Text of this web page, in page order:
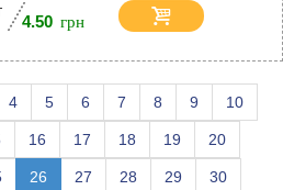
4.50
4 5 6 7 8 9 10
16 17 18 19 20
26 27 28 29 30